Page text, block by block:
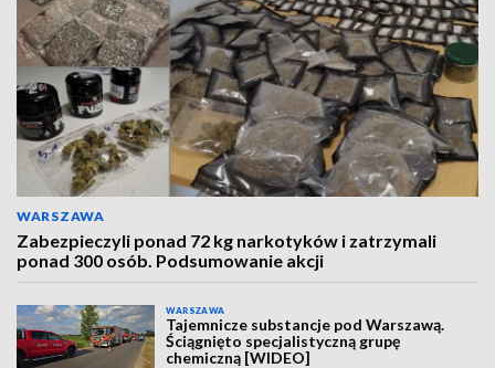
WARSZAWA
Zabezpieczyli ponad 72 kg narkotyków i zatrzymali
ponad 300 osób. Podsumowanie akcji
WARSZAWA
Tajemnicze substancje pod Warszawą.
Ściągnięto specjalistyczną grupę
chemiczną [WIDEO]